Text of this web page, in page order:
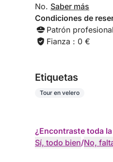
No. Saber más
Condiciones de
Patrón
Fianza : 0 €
Etiquetas
Tour en velero
¿Encontraste toda
Sí, todo bien/No,